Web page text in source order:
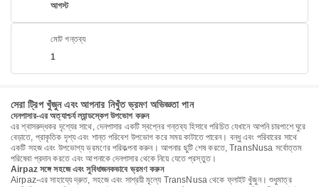
আগস্ট
মোট গন্তব্য
1
সেরা ট্রিপ খুঁজুন এবং আপনার নিখুঁত ভ্রমণ অভিজ্ঞতা পান
দেনপাসার-এর অত্যাশ্চর্য ল্যান্ডস্কেপ উপভোগ করুন
এর শ্বাসরুদ্ধকর দৃশ্যের সাথে, দেনপাসার একটি স্বপ্নের গন্তব্য হিসাবে পরিচিত যেখানে আপনি চারপাশে ঘুরে
বেড়াতে, প্রাকৃতিক দৃশ্য এবং শান্ত পরিবেশ উপভোগ করে সময় কাটাতে পারেন। বন্ধু এবং পরিবারের সাথে
একটি সহজ এবং উপভোগ্য ভ্রমণের পরিকল্পনা করুন। আপনার ছুটি শেষ করতে, TransNusa সর্বোত্তম
পরিষেবা প্রদান করতে এবং আপনাকে দেনপাসার থেকে নিয়ে যেতে প্রস্তুত।
Airpaz সঙ্গে সহজে এবং সুবিধাজনকভাবে ভ্রমণ করুন
Airpaz-এর সাহায্যে দ্রুত, সহজে এবং সাশ্রয়ী মূল্যে TransNusa থেকে ফ্লাইট খুঁজুন। শুধুমাত্র